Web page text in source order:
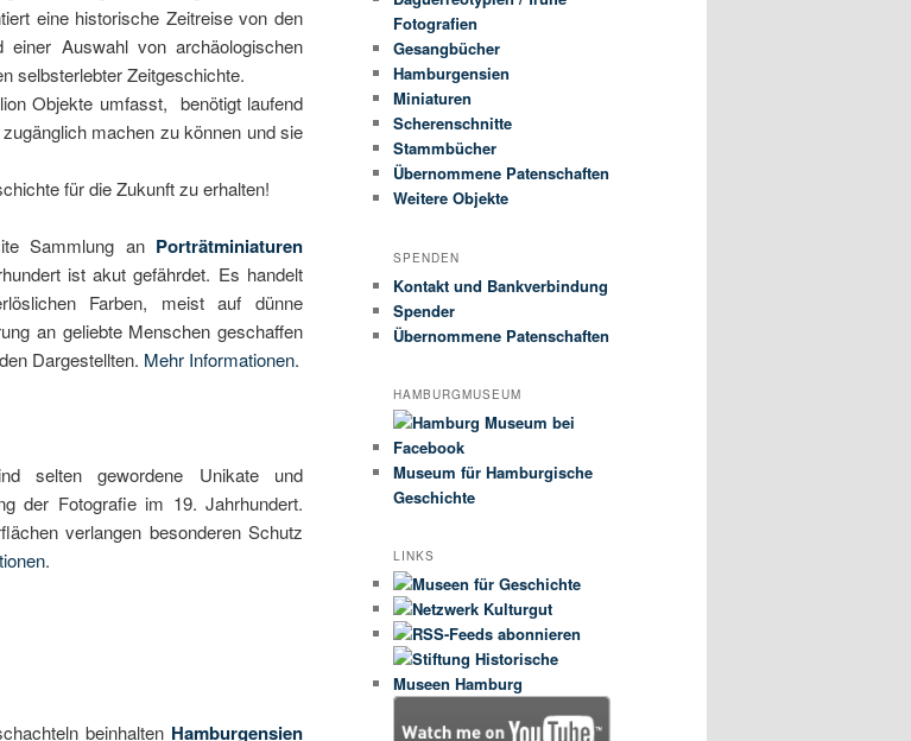
eine historische Zeitreise von den
Auswahl von archäologischen
selbsterlebter Zeitgeschichte.
Objekte umfasst, benötigt laufend
machen zu können und sie
für die Zukunft zu erhalten!
Sammlung an Porträtminiaturen
ist akut gefährdet. Es handelt
Farben, meist auf dünne
an geliebte Menschen geschaffen
Dargestellten. Mehr Informationen.
selten gewordene Unikate und
der Fotografie im 19. Jahrhundert.
verlangen besonderen Schutz
.
beinhalten Hamburgensien
Fotografien
Gesangbücher
Hamburgensien
Miniaturen
Scherenschnitte
Stammbücher
Übernommene Patenschaften
Weitere Objekte
SPENDEN
Kontakt und Bankverbindung
Spender
Übernommene Patenschaften
HAMBURGMUSEUM
Museum für Hamburgische
Geschichte
LINKS